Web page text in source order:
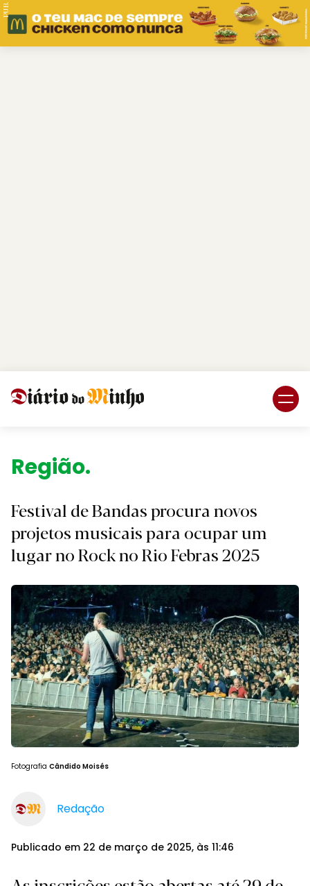
PUB.
Região.
Festival de Bandas procura novos
projetos musicais para ocupar um
lugar no Rock no Rio Febras 2025
Fotografia Cândido Moisés
Redação
Publicado em 22 de março de 2025, às 11:46